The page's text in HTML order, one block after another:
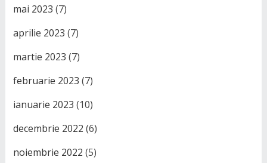
mai 2023 (7)
aprilie 2023 (7)
martie 2023 (7)
februarie 2023 (7)
ianuarie 2023 (10)
decembrie 2022 (6)
noiembrie 2022 (5)